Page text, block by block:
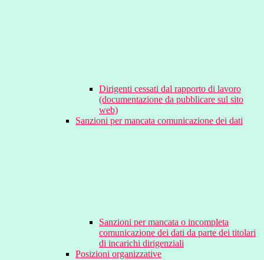
Dirigenti cessati dal rapporto di lavoro
(documentazione da pubblicare sul sito
web)
Sanzioni per mancata comunicazione dei dati
Sanzioni per mancata o incompleta
comunicazione dei dati da parte dei titolari
di incarichi dirigenziali
Posizioni organizzative